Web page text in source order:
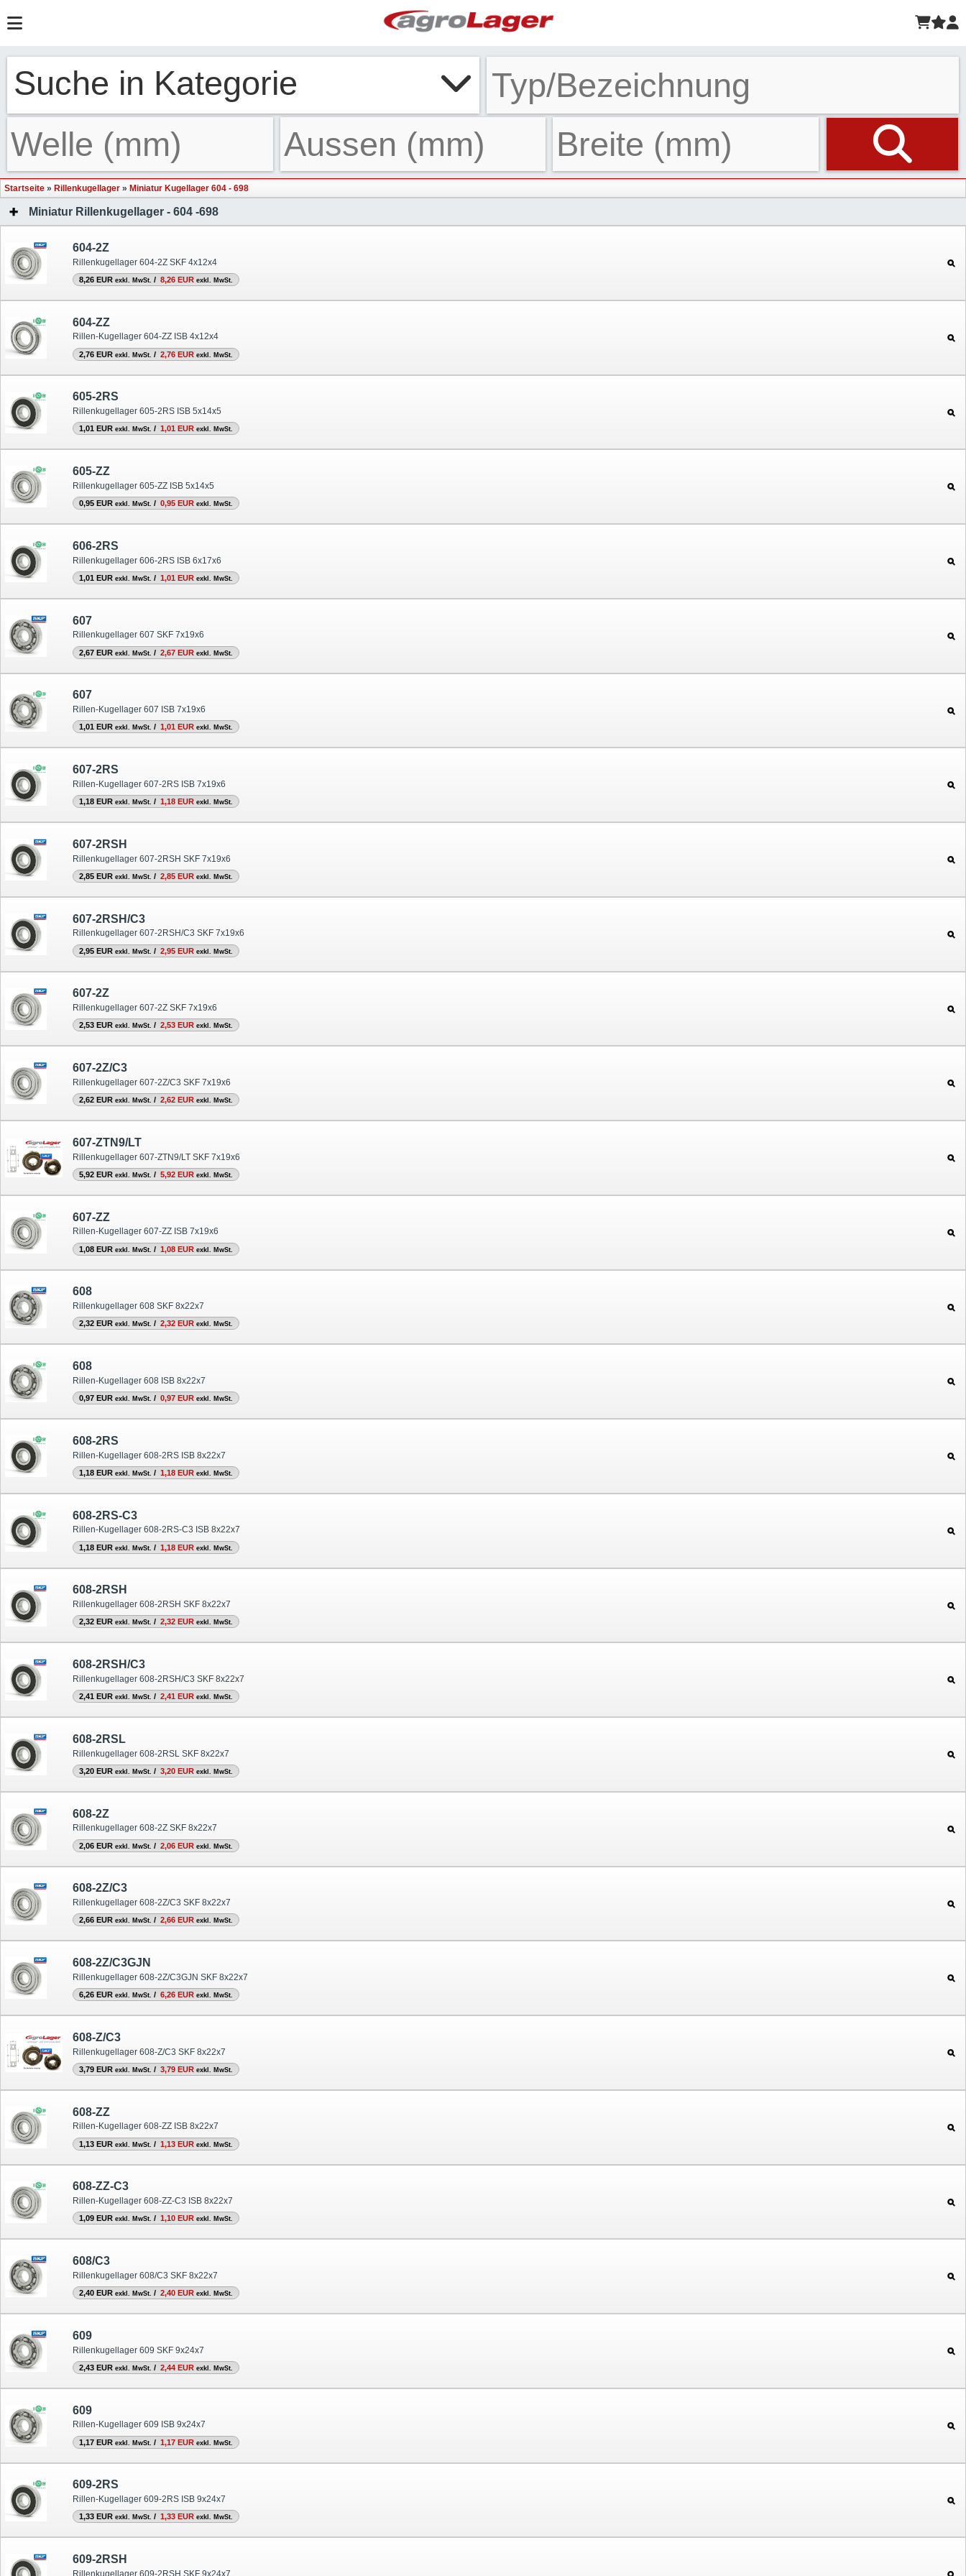
Suche in Kategorie
Startseite » Rillenkugellager » Miniatur Kugellager 604 - 698
Miniatur Rillenkugellager - 604 -698
604-2Z
Rillenkugellager 604-2Z SKF 4x12x4
8,26 EUR exkl. MwSt. / 8,26 EUR exkl. MwSt.
604-ZZ
Rillen-Kugellager 604-ZZ ISB 4x12x4
2,76 EUR exkl. MwSt. / 2,76 EUR exkl. MwSt.
605-2RS
Rillenkugellager 605-2RS ISB 5x14x5
1,01 EUR exkl. MwSt. / 1,01 EUR exkl. MwSt.
605-ZZ
Rillenkugellager 605-ZZ ISB 5x14x5
0,95 EUR exkl. MwSt. / 0,95 EUR exkl. MwSt.
606-2RS
Rillenkugellager 606-2RS ISB 6x17x6
1,01 EUR exkl. MwSt. / 1,01 EUR exkl. MwSt.
607
Rillenkugellager 607 SKF 7x19x6
2,67 EUR exkl. MwSt. / 2,67 EUR exkl. MwSt.
607
Rillen-Kugellager 607 ISB 7x19x6
1,01 EUR exkl. MwSt. / 1,01 EUR exkl. MwSt.
607-2RS
Rillen-Kugellager 607-2RS ISB 7x19x6
1,18 EUR exkl. MwSt. / 1,18 EUR exkl. MwSt.
607-2RSH
Rillenkugellager 607-2RSH SKF 7x19x6
2,85 EUR exkl. MwSt. / 2,85 EUR exkl. MwSt.
607-2RSH/C3
Rillenkugellager 607-2RSH/C3 SKF 7x19x6
2,95 EUR exkl. MwSt. / 2,95 EUR exkl. MwSt.
607-2Z
Rillenkugellager 607-2Z SKF 7x19x6
2,53 EUR exkl. MwSt. / 2,53 EUR exkl. MwSt.
607-2Z/C3
Rillenkugellager 607-2Z/C3 SKF 7x19x6
2,62 EUR exkl. MwSt. / 2,62 EUR exkl. MwSt.
607-ZTN9/LT
Rillenkugellager 607-ZTN9/LT SKF 7x19x6
5,92 EUR exkl. MwSt. / 5,92 EUR exkl. MwSt.
607-ZZ
Rillen-Kugellager 607-ZZ ISB 7x19x6
1,08 EUR exkl. MwSt. / 1,08 EUR exkl. MwSt.
608
Rillenkugellager 608 SKF 8x22x7
2,32 EUR exkl. MwSt. / 2,32 EUR exkl. MwSt.
608
Rillen-Kugellager 608 ISB 8x22x7
0,97 EUR exkl. MwSt. / 0,97 EUR exkl. MwSt.
608-2RS
Rillen-Kugellager 608-2RS ISB 8x22x7
1,18 EUR exkl. MwSt. / 1,18 EUR exkl. MwSt.
608-2RS-C3
Rillen-Kugellager 608-2RS-C3 ISB 8x22x7
1,18 EUR exkl. MwSt. / 1,18 EUR exkl. MwSt.
608-2RSH
Rillenkugellager 608-2RSH SKF 8x22x7
2,32 EUR exkl. MwSt. / 2,32 EUR exkl. MwSt.
608-2RSH/C3
Rillenkugellager 608-2RSH/C3 SKF 8x22x7
2,41 EUR exkl. MwSt. / 2,41 EUR exkl. MwSt.
608-2RSL
Rillenkugellager 608-2RSL SKF 8x22x7
3,20 EUR exkl. MwSt. / 3,20 EUR exkl. MwSt.
608-2Z
Rillenkugellager 608-2Z SKF 8x22x7
2,06 EUR exkl. MwSt. / 2,06 EUR exkl. MwSt.
608-2Z/C3
Rillenkugellager 608-2Z/C3 SKF 8x22x7
2,66 EUR exkl. MwSt. / 2,66 EUR exkl. MwSt.
608-2Z/C3GJN
Rillenkugellager 608-2Z/C3GJN SKF 8x22x7
6,26 EUR exkl. MwSt. / 6,26 EUR exkl. MwSt.
608-Z/C3
Rillenkugellager 608-Z/C3 SKF 8x22x7
3,79 EUR exkl. MwSt. / 3,79 EUR exkl. MwSt.
608-ZZ
Rillen-Kugellager 608-ZZ ISB 8x22x7
1,13 EUR exkl. MwSt. / 1,13 EUR exkl. MwSt.
608-ZZ-C3
Rillen-Kugellager 608-ZZ-C3 ISB 8x22x7
1,09 EUR exkl. MwSt. / 1,10 EUR exkl. MwSt.
608/C3
Rillenkugellager 608/C3 SKF 8x22x7
2,40 EUR exkl. MwSt. / 2,40 EUR exkl. MwSt.
609
Rillenkugellager 609 SKF 9x24x7
2,43 EUR exkl. MwSt. / 2,44 EUR exkl. MwSt.
609
Rillen-Kugellager 609 ISB 9x24x7
1,17 EUR exkl. MwSt. / 1,17 EUR exkl. MwSt.
609-2RS
Rillen-Kugellager 609-2RS ISB 9x24x7
1,33 EUR exkl. MwSt. / 1,33 EUR exkl. MwSt.
609-2RSH
Rillenkugellager 609-2RSH SKF 9x24x7